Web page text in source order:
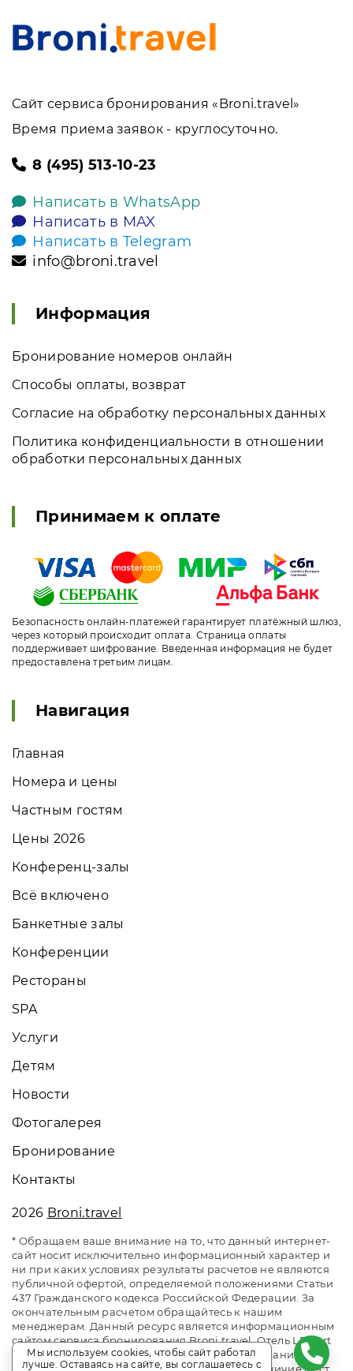
Сайт сервиса бронирования «Broni.travel»
Время приема заявок - круглосуточно.
8 (495) 513-10-23
Написать в WhatsApp
Написать в MAX
Написать в Telegram
info@broni.travel
Информация
Бронирование номеров онлайн
Способы оплаты, возврат
Согласие на обработку персональных данных
Политика конфиденциальности в отношении
обработки персональных данных
Принимаем к оплате
Безопасность онлайн-платежей гарантирует платёжный шлюз,
через который происходит оплата. Страница оплаты
поддерживает шифрование. Введенная информация не будет
предоставлена третьим лицам.
Навигация
Главная
Номера и цены
Частным гостям
Цены 2026
Конференц-залы
Всё включено
Банкетные залы
Конференции
Рестораны
SPA
Услуги
Детям
Новости
Фотогалерея
Бронирование
Контакты
2026 Broni.travel
* Обращаем ваше внимание на то, что данный интернет-
сайт носит исключительно информационный характер и
ни при каких условиях результаты расчетов не являются
публичной офертой, определяемой положениями Статьи
437 Гражданского кодекса Российской Федерации. За
окончательным расчетом обращайтесь к нашим
менеджерам. Данный ресурс является информационным
сайтом сервиса бронирования Broni.travel. Отель LES Art
Resort / Лес Арт Резорт. Сайт онлайн бронирования
Мы используем cookies, чтобы сайт работал
лучше. Оставаясь на сайте, вы соглашаетесь с